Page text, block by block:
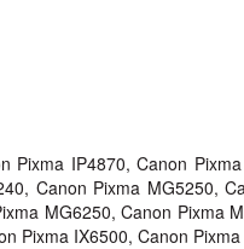
IP4870, Canon
Canon Pixma MG5250,
MG6250, Canon Pixma
Pixma IX6500, Canon